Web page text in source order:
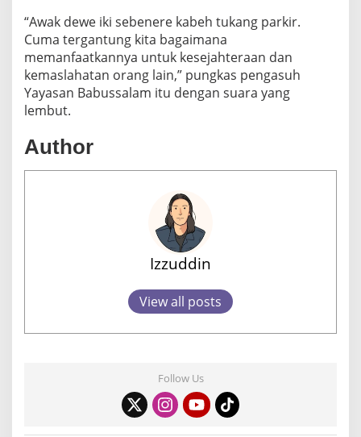
“Awak dewe iki sebenere kabeh tukang parkir.
Cuma tergantung kita bagaimana
memanfaatkannya untuk kesejahteraan dan
kemaslahatan orang lain,” pungkas pengasuh
Yayasan Babussalam itu dengan suara yang
lembut.
Author
Izzuddin
View all posts
Follow Us